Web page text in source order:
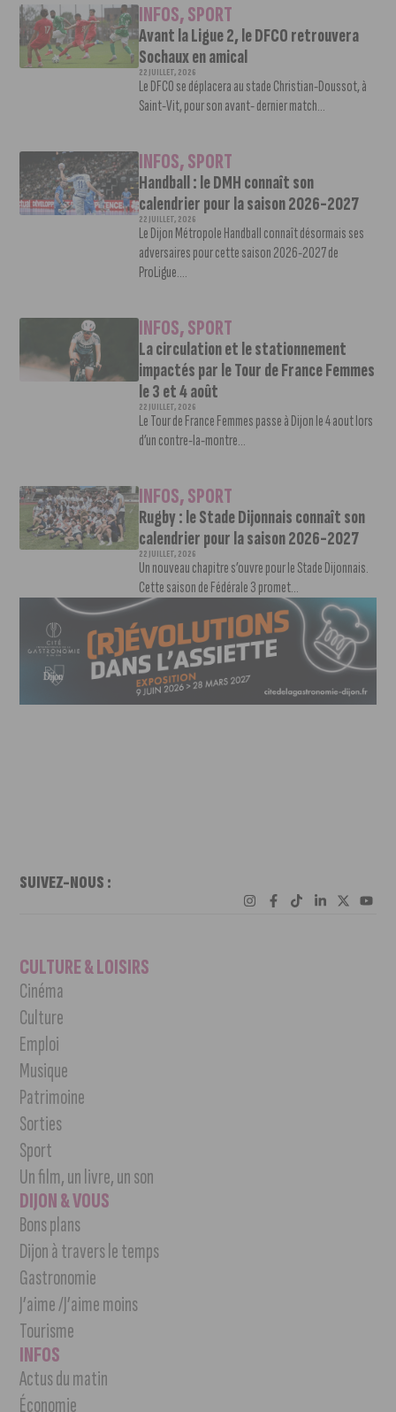
INFOS,SPORT
Avant la Ligue 2, le DFCO retrouvera
Sochaux en amical
22 JUILLET, 2026
Le DFCO se déplacera au stade Christian-Doussot, à
Saint-Vit, pour son avant- dernier match...
INFOS,SPORT
Handball : le DMH connaît son
calendrier pour la saison 2026-2027
22 JUILLET, 2026
Le Dijon Métropole Handball connaît désormais ses
adversaires pour cette saison 2026-2027 de
ProLigue....
INFOS,SPORT
La circulation et le stationnement
impactés par le Tour de France Femmes
le 3 et 4 août
22 JUILLET, 2026
Le Tour de France Femmes passe à Dijon le 4 aout lors
d’un contre-la-montre...
INFOS,SPORT
Rugby : le Stade Dijonnais connaît son
calendrier pour la saison 2026-2027
22 JUILLET, 2026
Un nouveau chapitre s’ouvre pour le Stade Dijonnais.
Cette saison de Fédérale 3 promet...
SUIVEZ-NOUS :
CULTURE & LOISIRS
Cinéma
Culture
Emploi
Musique
Patrimoine
Sorties
Sport
Un film, un livre, un son
DIJON & VOUS
Bons plans
Dijon à travers le temps
Gastronomie
J’aime /J’aime moins
Tourisme
INFOS
Actus du matin
Économie